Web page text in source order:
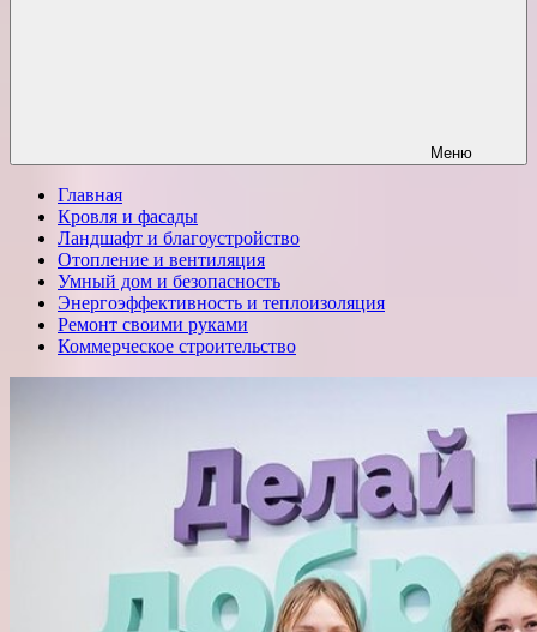
Меню
Главная
Кровля и фасады
Ландшафт и благоустройство
Отопление и вентиляция
Умный дом и безопасность
Энергоэффективность и теплоизоляция
Ремонт своими руками
Коммерческое строительство